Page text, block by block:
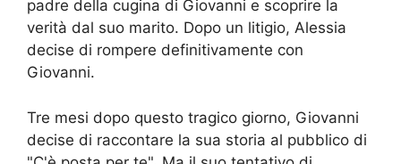
padre della cugina di Giovanni e scoprire la
verità dal suo marito. Dopo un litigio, Alessia
decise di rompere definitivamente con
Giovanni.
Tre mesi dopo questo tragico giorno, Giovanni
decise di raccontare la sua storia al pubblico di